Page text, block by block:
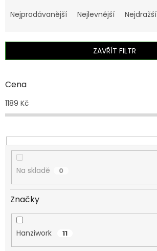
a
í
r
d
u
t
ů
Nejprodávanější Nejlevnější Nejdražší
ZAVŘÍT FILTR
Cena
1189 Kč
Na skladě 0
Značky
Hanziwork 11